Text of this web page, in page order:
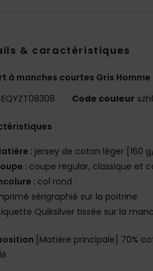
& caractéristiques
à manches courtes Gris Homme
EQYZT08308 Code couleur
: jersey de coton léger [160
: coupe regular, classique et
: col rond
sérigraphié sur la poitrine
Quiksilver tissée sur la
[Matière principale] 70%